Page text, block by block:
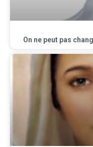
On ne peut pas